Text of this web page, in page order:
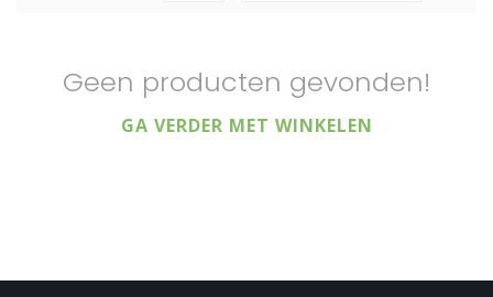
Geen producten gevonden!
GA VERDER MET WINKELEN